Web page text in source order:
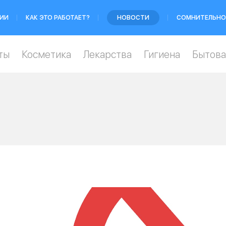
КАК ЭТО РАБОТАЕТ? НОВОСТИ
Косметика Лекарства Гигиена